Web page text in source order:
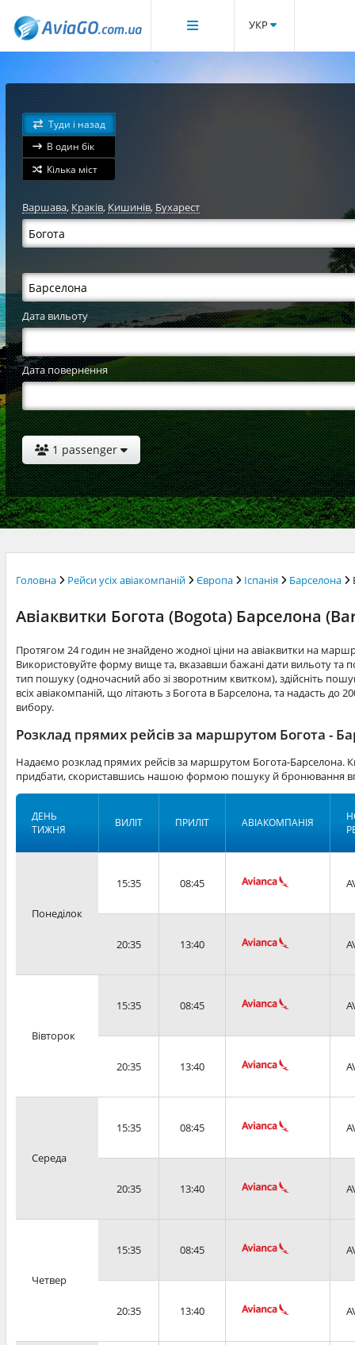
УКР
Туди і назад
В один бік
Кілька міст
Варшава, Краків, Кишинів, Бухарест
Дата вильоту
Дата повернення
1 passenger
Головна Рейси усіх авіакомпаній Європа Іспанія Барселона
Авіаквитки Богота (Bogota) Барселона
Протягом 24 годин не знайдено жодної ціни на авіаквитки на
Використовуйте форму вище та, вказавши бажані дати вильоту та
тип пошуку (одночасний або зі зворотним квитком), здійсніть
всіх авіакомпаній, що літають з Богота в Барселона, та надасть до
вибору.
Розклад прямих рейсів за маршрутом Богота -
Надаємо розклад прямих рейсів за маршрутом Богота-Барселона.
придбати, скориставшись нашою формою пошуку й бронювання
ДЕНЬ
ТИЖНЯ
ВИЛІТ ПРИЛІТ АВІАКОМПАНІЯ
Понеділок
15:35 08:45
20:35 13:40
Вівторок
15:35 08:45
20:35 13:40
Середа
15:35 08:45
20:35 13:40
Четвер
15:35 08:45
20:35 13:40